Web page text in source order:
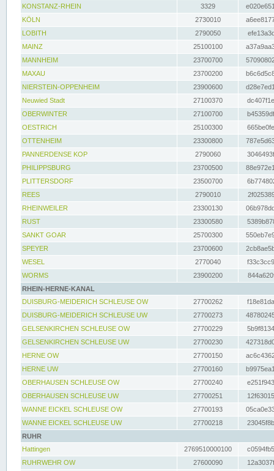
KONSTANZ-RHEIN
3329
KÖLN
2730010
LOBITH
2790050
MAINZ
25100100
MANNHEIM
23700700
MAXAU
23700200
NIERSTEIN-OPPENHEIM
23900600
Neuwied Stadt
27100370
OBERWINTER
27100700
OESTRICH
25100300
OTTENHEIM
23300800
PANNERDENSE KOP
2790060
PHILIPPSBURG
23700500
PLITTERSDORF
23500700
REES
2790010
RHEINWEILER
23300130
RUST
23300580
SANKT GOAR
25700300
SPEYER
23700600
WESEL
2770040
WORMS
23900200
RHEIN-HERNE-KANAL
DUISBURG-MEIDERICH SCHLEUSE OW
27700262
DUISBURG-MEIDERICH SCHLEUSE UW
27700273
GELSENKIRCHEN SCHLEUSE OW
27700229
GELSENKIRCHEN SCHLEUSE UW
27700230
HERNE OW
27700150
HERNE UW
27700160
OBERHAUSEN SCHLEUSE OW
27700240
OBERHAUSEN SCHLEUSE UW
27700251
WANNE EICKEL SCHLEUSE OW
27700193
WANNE EICKEL SCHLEUSE UW
27700218
RUHR
Hattingen
2769510000100
RUHRWEHR OW
27600090